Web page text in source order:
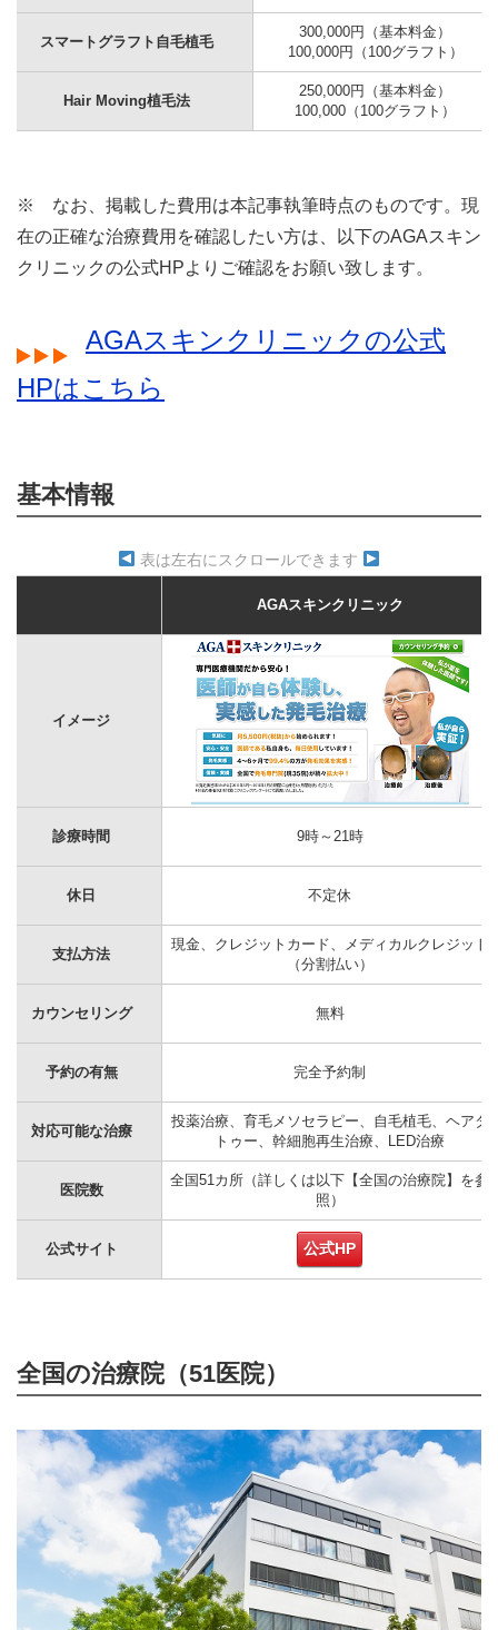
スマートグラフト自毛植毛
300,000円（基本料金）
100,000円（100グラフト）
Hair Moving植毛法
250,000円（基本料金）
100,000（100グラフト）
※ なお、掲載した費用は本記事執筆時点のものです。現
在の正確な治療費用を確認したい方は、以下のAGAスキン
クリニックの公式HPよりご確認をお願い致します。
AGAスキンクリニックの公式
HPはこちら
基本情報
表は左右にスクロールできます
AGAスキンクリニック
イメージ
診療時間 9時～21時
休日 不定休
支払方法
現金、クレジットカード、メディカルクレジット
（分割払い）
カウンセリング 無料
予約の有無 完全予約制
対応可能な治療
投薬治療、育毛メソセラピー、自毛植毛、ヘアタ
トゥー、幹細胞再生治療、LED治療
医院数
全国51カ所（詳しくは以下【全国の治療院】を参
照）
公式サイト 公式HP
全国の治療院（51医院）